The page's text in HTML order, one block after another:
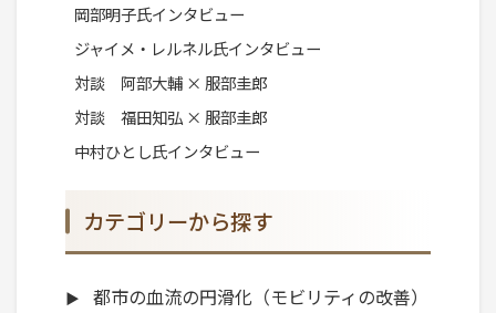
岡部明子氏インタビュー
ジャイメ・レルネル氏インタビュー
対談 阿部大輔 × 服部圭郎
対談 福田知弘 × 服部圭郎
中村ひとし氏インタビュー
カテゴリーから探す
都市の血流の円滑化（モビリティの改善）